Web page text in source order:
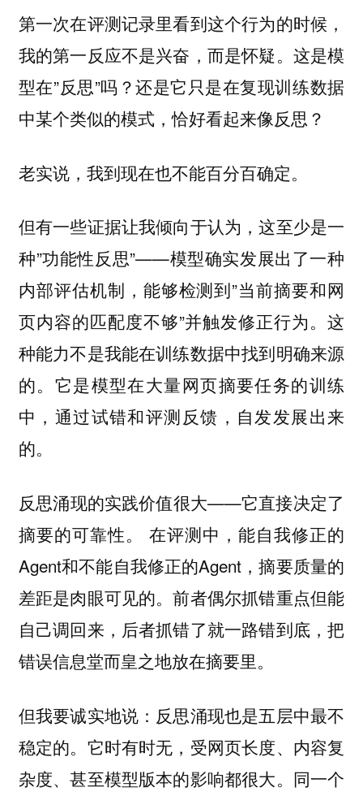
第一次在评测记录里看到这个行为的时候，
我的第一反应不是兴奋，而是怀疑。这是模
型在”反思”吗？还是它只是在复现训练数据
中某个类似的模式，恰好看起来像反思？
老实说，我到现在也不能百分百确定。
但有一些证据让我倾向于认为，这至少是一
种”功能性反思”——模型确实发展出了一种
内部评估机制，能够检测到”当前摘要和网
页内容的匹配度不够”并触发修正行为。这
种能力不是我能在训练数据中找到明确来源
的。它是模型在大量网页摘要任务的训练
中，通过试错和评测反馈，自发发展出来
的。
反思涌现的实践价值很大——它直接决定了
摘要的可靠性。 在评测中，能自我修正的
Agent和不能自我修正的Agent，摘要质量的
差距是肉眼可见的。前者偶尔抓错重点但能
自己调回来，后者抓错了就一路错到底，把
错误信息堂而皇之地放在摘要里。
但我要诚实地说：反思涌现也是五层中最不
稳定的。它时有时无，受网页长度、内容复
杂度、甚至模型版本的影响都很大。同一个